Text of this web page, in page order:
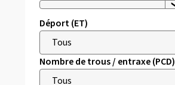
Déport (ET)
Nombre de trous / entraxe (PCD)